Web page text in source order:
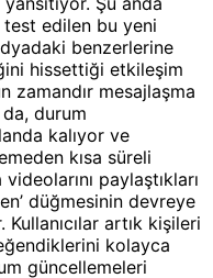
test edilen bu yeni
benzerlerine
hissettiği etkileşim
zamandır mesajlaşma
durum
kalıyor ve
kısa süreli
paylaştıkları
düğmesinin devreye
artık kişileri
kolayca
güncellemeleri